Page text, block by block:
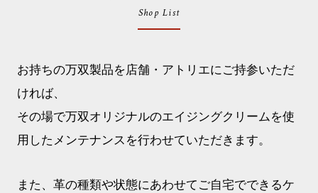
Shop List
お持ちの万双製品を店舗・アトリエにご持参いただ
ければ、
その場で万双オリジナルのエイジングクリームを使
用したメンテナンスを行わせていただきます。
また、革の種類や状態にあわせてご自宅でできるケ